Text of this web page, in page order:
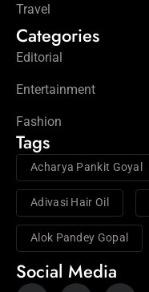
Travel
Categories
Editorial
Entertainment
Fashion
Tags
Acharya Pankit Goyal
Adivasi Hair Oil
Alok Pandey Gopal
Social Media